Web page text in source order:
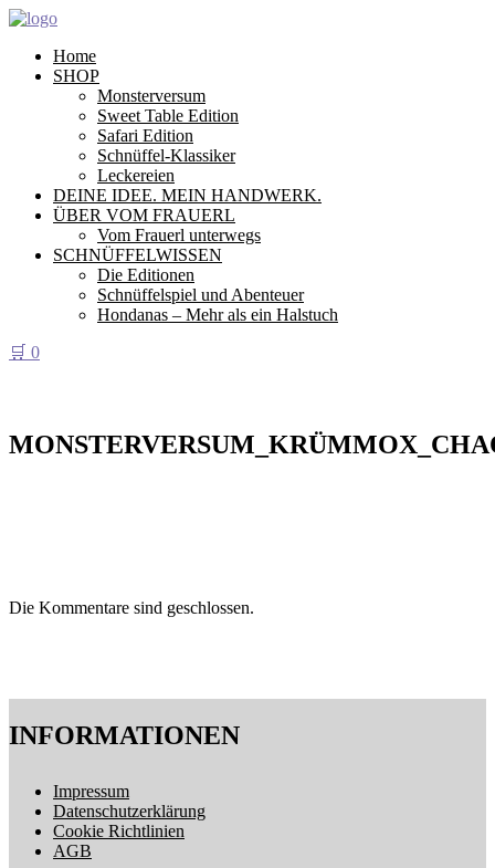
Home
SHOP
Monsterversum
Sweet Table Edition
Safari Edition
Schnüffel-Klassiker
Leckereien
DEINE IDEE. MEIN HANDWERK.
ÜBER VOM FRAUERL
Vom Frauerl unterwegs
SCHNÜFFELWISSEN
Die Editionen
Schnüffelspiel und Abenteuer
Hondanas – Mehr als ein Halstuch
🛒 0
Die Kommentare sind geschlossen.
INFORMATIONEN
Impressum
Datenschutzerklärung
Cookie Richtlinien
AGB